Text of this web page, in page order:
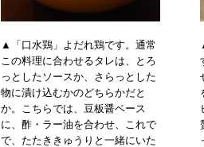
▲「口水鶏」よだれ鶏です。通常
この料理に合わせるタレは、とろ
っとしたソースか、さらっとした
物に漬け込むかのどちらかだと
か。こちらでは、豆板醤ベース
に、酢・ラー油を合わせ、これで
で、たたききゅうりと一緒にいた